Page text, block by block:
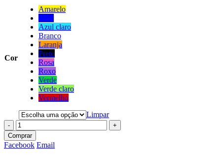
Cor
Amarelo
Azul claro
Branco
Laranja
Preto
Rosa
Roxo
Verde
Verde claro
Vermelho
Limpar
-
+
Comprar
Facebook Email